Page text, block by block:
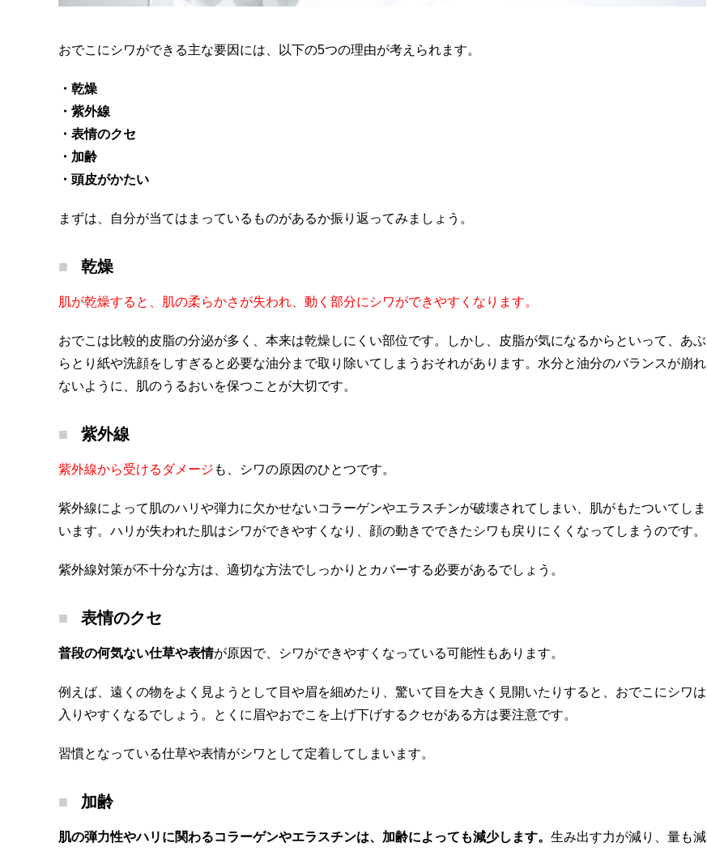
おでこにシワができる主な要因には、以下の5つの理由が考えられます。
・乾燥
・紫外線
・表情のクセ
・加齢
・頭皮がかたい
まずは、自分が当てはまっているものがあるか振り返ってみましょう。
乾燥
肌が乾燥すると、肌の柔らかさが失われ、動く部分にシワができやすくなります。
おでこは比較的皮脂の分泌が多く、本来は乾燥しにくい部位です。しかし、皮脂が気になるからといって、あぶ
らとり紙や洗顔をしすぎると必要な油分まで取り除いてしまうおそれがあります。水分と油分のバランスが崩れ
ないように、肌のうるおいを保つことが大切です。
紫外線
紫外線から受けるダメージ も、シワの原因のひとつです。
紫外線によって肌のハリや弾力に欠かせないコラーゲンやエラスチンが破壊されてしまい、肌がもたついてしま
います。ハリが失われた肌はシワができやすくなり、顔の動きでできたシワも戻りにくくなってしまうのです。
紫外線対策が不十分な方は、適切な方法でしっかりとカバーする必要があるでしょう。
表情のクセ
普段の何気ない仕草や表情が原因で、シワができやすくなっている可能性もあります。
例えば、遠くの物をよく見ようとして目や眉を細めたり、驚いて目を大きく見開いたりすると、おでこにシワは
入りやすくなるでしょう。とくに眉やおでこを上げ下げするクセがある方は要注意です。
習慣となっている仕草や表情がシワとして定着してしまいます。
加齢
肌の弾力性やハリに関わるコラーゲンやエラスチンは、加齢によっても減少します。 生み出す力が減り、量も減